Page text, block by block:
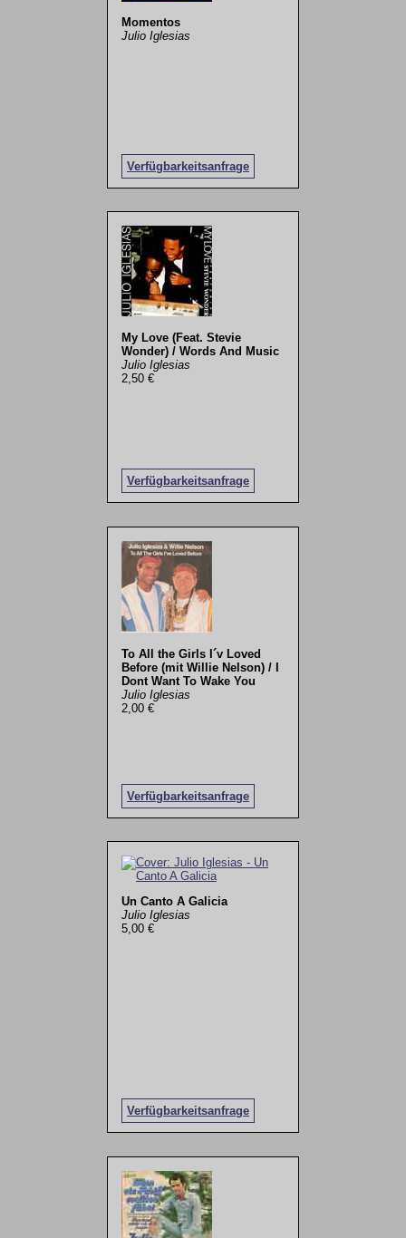
Momentos
Julio Iglesias
Verfügbarkeitsanfrage
My Love (Feat. Stevie
Wonder) / Words And Music
Julio Iglesias
2,50 €
Verfügbarkeitsanfrage
To All the Girls I´v Loved
Before (mit Willie Nelson) / I
Dont Want To Wake You
Julio Iglesias
2,00 €
Verfügbarkeitsanfrage
Un Canto A Galicia
Julio Iglesias
5,00 €
Verfügbarkeitsanfrage